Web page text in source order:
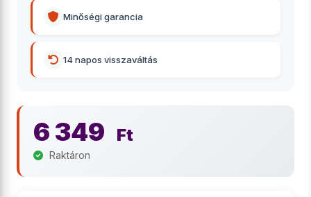
Minőségi garancia
14 napos visszaváltás
6 349 Ft
Raktáron